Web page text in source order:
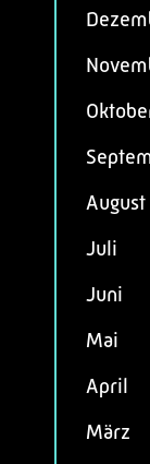
August
Juli
Juni
Mai
April
März